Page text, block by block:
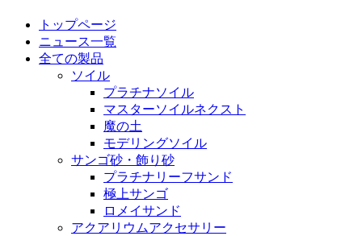
トップページ
ニュース一覧
全ての製品
ソイル
プラチナソイル
マスターソイルネクスト
魔の土
モデリングソイル
サンゴ砂・飾り砂
プラチナリーフサンド
極上サンゴ
ロメイサンド
アクアリウムアクセサリー